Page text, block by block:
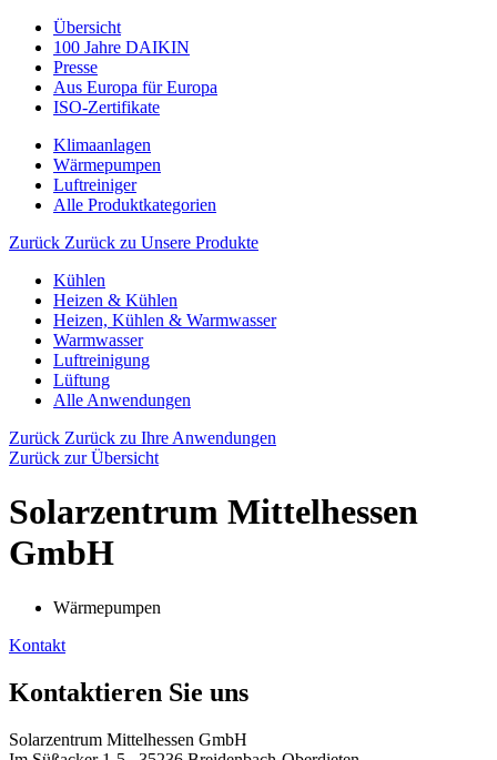
Übersicht
100 Jahre DAIKIN
Presse
Aus Europa für Europa
ISO-Zertifikate
Klimaanlagen
Wärmepumpen
Luftreiniger
Alle Produktkategorien
Zurück Zurück zu Unsere Produkte
Kühlen
Heizen & Kühlen
Heizen, Kühlen & Warmwasser
Warmwasser
Luftreinigung
Lüftung
Alle Anwendungen
Zurück Zurück zu Ihre Anwendungen
Zurück zur Übersicht
Solarzentrum Mittelhessen
GmbH
Wärmepumpen
Kontakt
Kontaktieren Sie uns
Solarzentrum Mittelhessen GmbH